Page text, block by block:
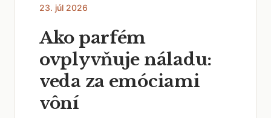
23. júl 2026
Ako parfém
ovplyvňuje náladu:
veda za emóciami
vôní